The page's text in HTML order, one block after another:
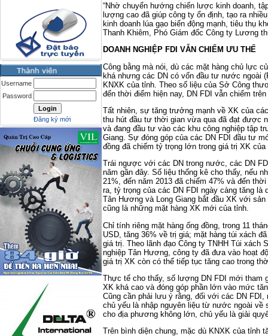
Username
Password
Đăng ký mới
“Nhờ chuyển hướng chiến lược kinh doanh,
lượng cao đã giúp công ty ổn định, tạo ra
kinh doanh lúa gạo biến động mạnh, tiêu thụ
Thanh Khiêm, Phó Giám đốc Công ty Lương
DOANH NGHIỆP FDI VẪN CHIẾM ƯU THẾ
Công bằng mà nói, dù các mặt hàng chủ lực
khá nhưng các DN có vốn đầu tư nước ngoài
KNXK của tỉnh. Theo số liệu của Sở Công
đến thời điểm hiện nay, DN FDI vẫn chiếm
Tất nhiên, sự tăng trưởng mạnh về XK của
thu hút đầu tư thời gian vừa qua đã đạt được
và đang đầu tư vào các khu công nghiệp tập
Giang. Sự đóng góp của các DN FDI đầu tư
đồng đã chiếm tỷ trọng lớn trong giá trị XK của
Trái ngược với các DN trong nước, các DN
năm gần đây. Số liệu thống kê cho thấy, nếu
21%, đến năm 2013 đã chiếm 47% và đến
ra, tỷ trọng của các DN FDI ngày càng tăng là
Tân Hương và Long Giang bắt đầu XK với
cũng là những mặt hàng XK mới của tỉnh.
Chỉ tính riêng mặt hàng ống đồng, trong 11
USD, tăng 36% về trị giá; mặt hàng túi xách
giá trị. Theo lãnh đạo Công ty TNHH Túi xách
nghiệp Tân Hương, công ty đã đưa vào hoạt
giá trị XK còn có thể tiếp tục tăng cao trong
Thực tế cho thấy, số lượng DN FDI mới tham
XK khá cao và đóng góp phần lớn vào mức
Cũng cần phải lưu ý rằng, đối với các DN
chủ yếu là nhập nguyên liệu từ nước ngoài về
cho địa phương không lớn, chủ yếu là giải
Trên bình diện chung, mặc dù KNXK của tỉnh